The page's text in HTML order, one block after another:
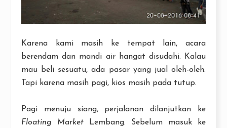
Karena kami masih ke tempat lain, acara
berendam dan mandi air hangat disudahi. Kalau
mau beli sesuatu, ada pasar yang jual oleh-oleh.
Tapi karena masih pagi, kios masih pada tutup.
Pagi menuju siang, perjalanan dilanjutkan ke
Floating Market Lembang. Sebelum masuk ke